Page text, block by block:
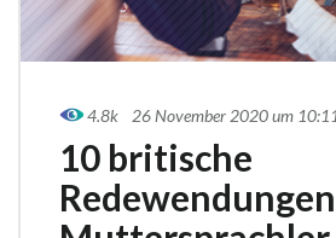
4.8k 26 November 2020 um 10:11
10 britische